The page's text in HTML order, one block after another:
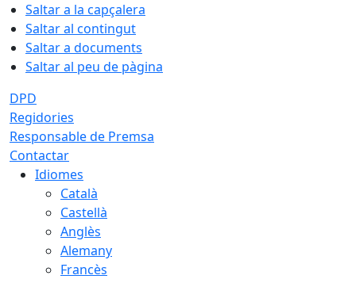
Saltar a la capçalera
Saltar al contingut
Saltar a documents
Saltar al peu de pàgina
DPD
Regidories
Responsable de Premsa
Contactar
Idiomes
Català
Castellà
Anglès
Alemany
Francès